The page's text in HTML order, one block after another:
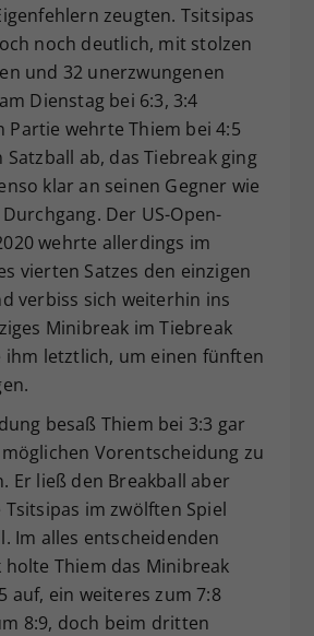
zeugten. Tsitsipas
noch deutlich, mit stolzen
und 32 unerzwungenen
Dienstag bei 6:3, 3:4
Partie wehrte Thiem bei 4:5
ab, das Tiebreak ging
klar an seinen Gegner wie
Der US-Open-
wehrte allerdings im
vierten Satzes den einzigen
verbiss sich weiterhin ins
Minibreak im Tiebreak
ihm letztlich, um einen fünften
besaß Thiem bei 3:3 gar
Vorentscheidung zu
Er ließ den Breakball aber
Tsitsipas im zwölften Spiel
Im alles entscheidenden
holte Thiem das Minibreak
auf, ein weiteres zum 7:8
8:9, doch beim dritten